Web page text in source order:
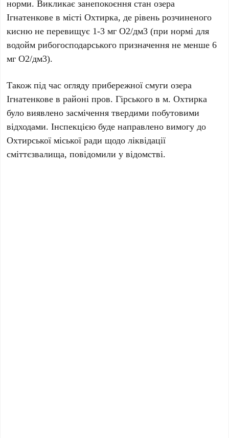
норми. Викликає занепокоєння стан озера
Ігнатенкове в місті Охтирка, де рівень розчиненого
кисню не перевищує 1-3 мг О2/дм3 (при нормі для
водойм рибогосподарського призначення не менше 6
мг О2/дм3).
Також під час огляду прибережної смуги озера
Ігнатенкове в районі пров. Гірського в м. Охтирка
було виявлено засмічення твердими побутовими
відходами. Інспекцією буде направлено вимогу до
Охтирської міської ради щодо ліквідації
сміттєзвалища, повідомили у відомстві.